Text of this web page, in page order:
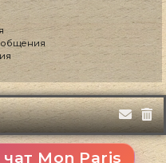
Mon Paris